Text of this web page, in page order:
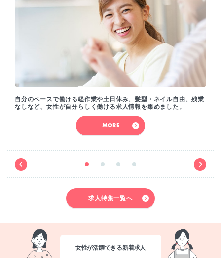
自分のペースで働ける軽作業や土日休み、髪型・ネイル自由、残業
なしなど、女性が自分らしく働ける求人情報を集めました。
MORE
求人特集一覧へ
女性が活躍できる新着求人